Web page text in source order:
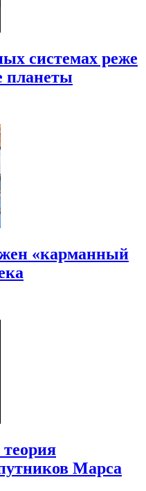
системах реже
планеты
«карманный
Марса